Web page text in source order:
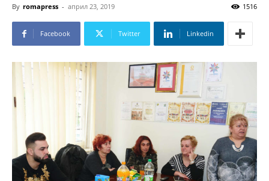
By romapress - април 23, 2019 1516
Facebook Twitter Linkedin